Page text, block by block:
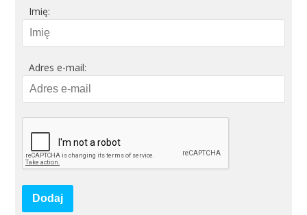
Imię:
Adres e-mail:
Dodaj